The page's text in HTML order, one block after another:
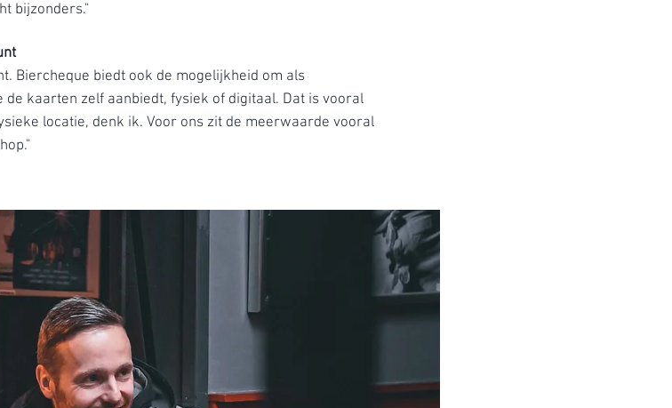
bijzonders."
Biercheque biedt ook de mogelijkheid om als
kaarten zelf aanbiedt, fysiek of digitaal. Dat is vooral
locatie, denk ik. Voor ons zit de meerwaarde vooral